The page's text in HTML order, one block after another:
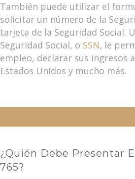
También puede utilizar el
solicitar un número de la
tarjeta de la Seguridad Social.
Seguridad Social, o SSN, le
empleo, declarar sus ingresos
Estados Unidos y mucho más.
¿Quién Debe Presentar
765?